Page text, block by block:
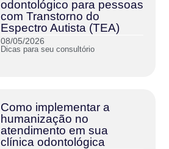
odontológico para pessoas
com Transtorno do
Espectro Autista (TEA)
08/05/2026
Dicas para seu consultório
Como implementar a
humanização no
atendimento em sua
clínica odontológica